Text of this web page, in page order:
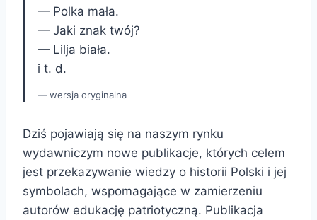
— Polka mała.
— Jaki znak twój?
— Lilja biała.
i t. d.
wersja oryginalna
Dziś pojawiają się na naszym rynku
wydawniczym nowe publikacje, których celem
jest przekazywanie wiedzy o historii Polski i jej
symbolach, wspomagające w zamierzeniu
autorów edukację patriotyczną. Publikacja